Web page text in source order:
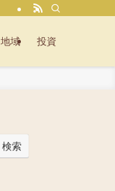
地域 投資
検索